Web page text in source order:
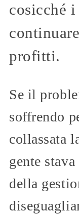
cosicché
profitti.
Se il
soffrendo
collassata
gente
della